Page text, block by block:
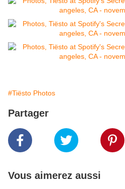
#Tiësto Photos
Partager
Vous aimerez aussi